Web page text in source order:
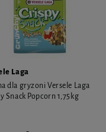
Laga
dla gryzoni Versele Laga
Snack Popcorn 1,75kg